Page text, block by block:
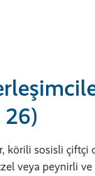
26)
körili sosisli çiftçi
veya peynirli ve